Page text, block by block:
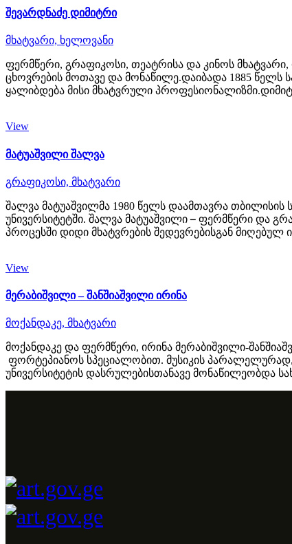
შევარდნაძე დიმიტრი
მხატვარი, ხელოვანი
ფერმწერი, გრაფიკოსი, თეატრისა და კინოს
ცხოვრების მოთავე და მონაწილე.დაიბადა 1885 წელს
ყალიბდება მისი მხატვრული
View
მატუაშვილი შალვა
გრაფიკოსი, მხატვარი
შალვა მატუაშვილმა 1980 წელს დაამთავრა თბილისის
უნივერსიტეტში. შალვა მატუაშვილი ფერმწერი და
პროცესში დიდი მხატვრების შედევრებისგან მიღებულ
View
მერაბიშვილი – შანშიაშვილი ირინა
მოქანდაკე, მხატვარი
მოქანდაკე და ფერმწერი, ირინა მერაბიშვილი-
ფორტეპიანოს სპეციალობით. მუსიკის
უნივერსიტეტის დასრულებისთანავე მონაწილეობდა